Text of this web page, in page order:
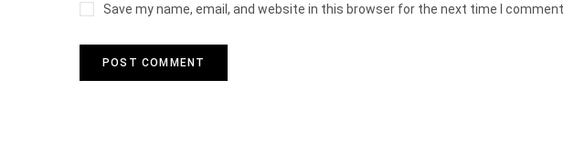
Save my name, email, and website in this browser for the next time I comment.